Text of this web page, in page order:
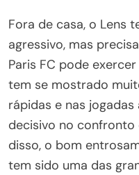
Fora de casa, o Lens
agressivo, mas
Paris FC pode
tem se mostrado
rápidas e nas
decisivo no confronto
disso, o bom
tem sido uma das